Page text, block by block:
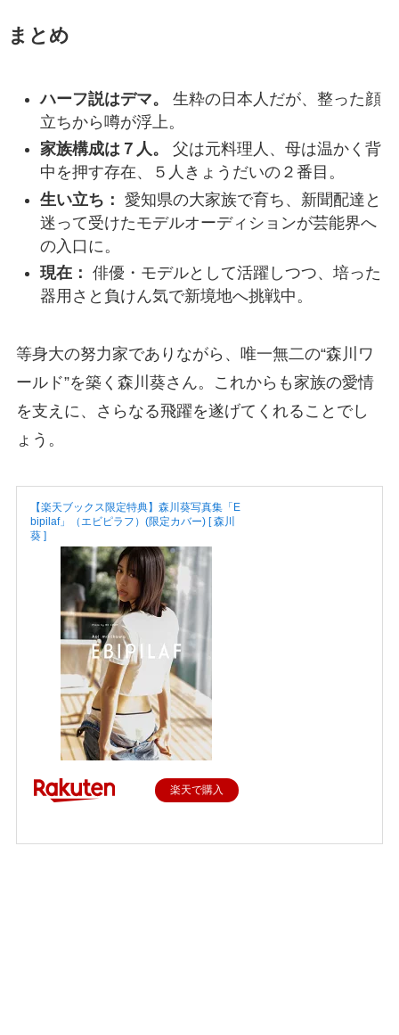
まとめ
ハーフ説はデマ。
生粋の日本人だが、整った顔
立ちから噂が浮上。
家族構成は７人。
父は元料理人、母は温かく背
中を押す存在、５人きょうだいの２番目。
生い立ち： 愛知県の大家族で育ち、新聞配達と
迷って受けたモデルオーディションが芸能界へ
の入口に。
現在： 俳優・モデルとして活躍しつつ、培った
器用さと負けん気で新境地へ挑戦中。
等身大の努力家でありながら、唯一無二の“森川ワ
ールド”を築く森川葵さん。これからも家族の愛情
を支えに、さらなる飛躍を遂げてくれることでし
ょう。
【楽天ブックス限定特典】森川葵写真集「E
bipilaf」（エビピラフ）(限定カバー) [ 森川
葵 ]
楽天で購入